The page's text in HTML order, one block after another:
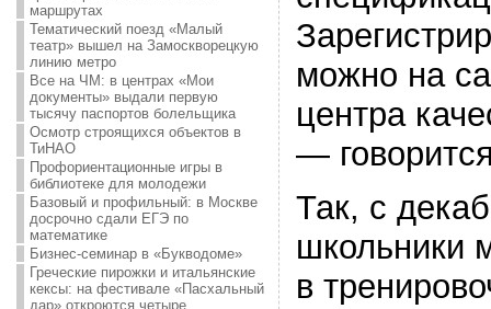
маршрутах
Тематический поезд «Малый
театр» вышел на Замоскворецкую
линию метро
Все на ЧМ: в центрах «Мои
документы» выдали первую
тысячу паспортов болельщика
Осмотр строящихся объектов в
ТиНАО
Профориентационные игры в
библиотеке для молодежи
Базовый и профильный: в Москве
досрочно сдали ЕГЭ по
математике
Бизнес-семинар в «Букводоме»
Греческие пирожки и итальянские
кексы: на фестивале «Пасхальный
дар» откроются четыре
можно на
центра
—
Так, с
школьники
в